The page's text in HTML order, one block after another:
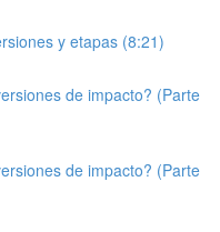
y etapas (8:21)
de impacto? (Parte
de impacto? (Parte